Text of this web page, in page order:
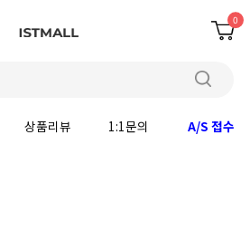
0
상품리뷰 1:1문의 A/S 접수